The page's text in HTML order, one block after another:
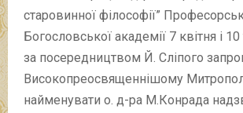
старовинної філософії”
Богословської академії 7 квітня і
за посередництвом Й. Сліпого
Високопреосвященнішому
найменувати о. д-ра М.Конрада